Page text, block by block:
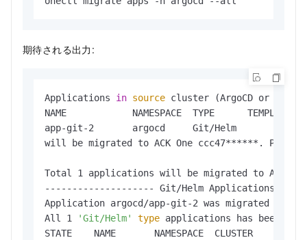
期待される出力:
Applications in source cluster (ArgoCD or
NAME            NAMESPACE  TYPE      TEMPLATEID
app-git-2       argocd     Git/Helm
will be migrated to ACK One ccc47******.
Total 1 applications will be migrated to ACK
-------------------- Git/Helm Applications
Application argocd/app-git-2 was migrated
All 1
'Git/Helm' type applications has been
STATE    NAME       NAMESPACE